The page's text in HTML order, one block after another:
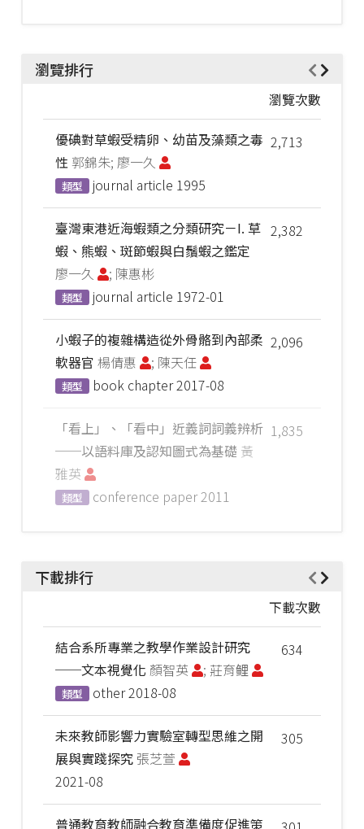
瀏覽排行
瀏覽次數
2,713
優碘對草蝦受精卵、幼苗及藻類之毒
性郭錦朱; 廖一久
類型 journal article 1995
2,382
臺灣東港近海蝦類之分類研究－I. 草
蝦、熊蝦、斑節蝦與白鬚蝦之鑑定
廖一久
; 陳惠彬
類型 journal article 1972-01
2,096
小蝦子的複雜構造從外骨骼到內部柔
軟器官 楊倩惠 ; 陳天任
類型 book chapter2017-08
1,835
「看上」、「看中」近義詞詞義辨析
──以語料庫及認知圖式為基礎 黃
雅英
類型 conference paper2011
下載排行
下載次數
634
結合系所專業之教學作業設計研究
──文本視覺化 顏智英 ; 莊育鲤
類型 other2018-08
305
未來教師影響力實驗室轉型思維之開
展與實踐探究 張芝萱
2021-08
普通教育教師融合教育準備度促進策